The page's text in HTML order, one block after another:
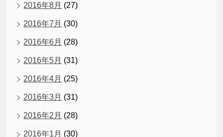
2016年8月 (27)
2016年7月 (30)
2016年6月 (28)
2016年5月 (31)
2016年4月 (25)
2016年3月 (31)
2016年2月 (28)
2016年1月 (30)